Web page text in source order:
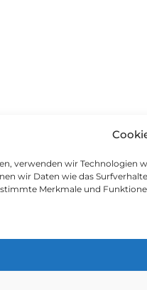
verwenden wir Technologien
wir Daten wie das
Merkmale und